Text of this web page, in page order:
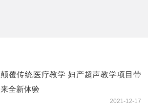
颠覆传统医疗教学 妇产超声教学项目带
来全新体验
2021-12-17